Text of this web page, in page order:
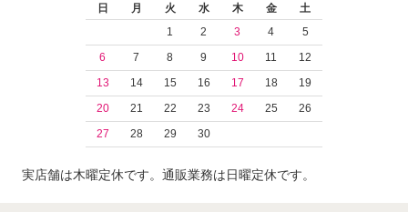
日
月 火 水 木 金
土
1
2 3 4
5
6
7 8 9 10 11
12
13
14 15 16 17 18
19
20
21 22 23 24 25
26
27
28 29 30
実店舗は木曜定休です。通販業務は日曜定休です。